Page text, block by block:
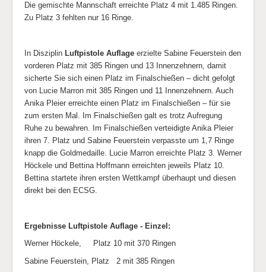
Die gemischte Mannschaft erreichte Platz 4 mit 1.485 Ringen.
Zu Platz 3 fehlten nur 16 Ringe.
In Disziplin Luftpistole Auflage erzielte Sabine Feuerstein den
vorderen Platz mit 385 Ringen und 13 Innenzehnern, damit
sicherte Sie sich einen Platz im Finalschießen – dicht gefolgt
von Lucie Marron mit 385 Ringen und 11 Innenzehnern. Auch
Anika Pleier erreichte einen Platz im Finalschießen – für sie
zum ersten Mal. Im Finalschießen galt es trotz Aufregung
Ruhe zu bewahren. Im Finalschießen verteidigte Anika Pleier
ihren 7. Platz und Sabine Feuerstein verpasste um 1,7 Ringe
knapp die Goldmedaille. Lucie Marron erreichte Platz 3. Werner
Höckele und Bettina Hoffmann erreichten jeweils Platz 10.
Bettina startete ihren ersten Wettkampf überhaupt und diesen
direkt bei den ECSG.
Ergebnisse Luftpistole Auflage - Einzel:
Werner Höckele, Platz 10 mit 370 Ringen
Sabine Feuerstein, Platz 2 mit 385 Ringen